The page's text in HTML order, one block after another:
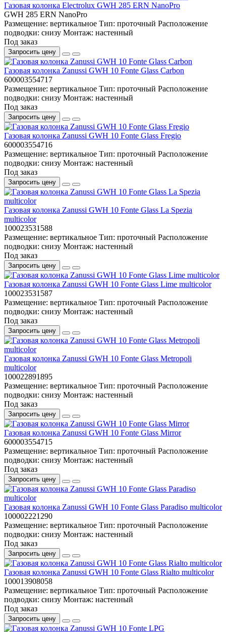
Газовая колонка Electrolux GWH 285 ERN NanoPro
GWH 285 ERN NanoPro
Размещение: вертикальное Тип: проточный Расположение
подводки: снизу Монтаж: настенный
Под заказ
Запросить цену
Газовая колонка Zanussi GWH 10 Fonte Glass Carbon
600003554717
Размещение: вертикальное Тип: проточный Расположение
подводки: снизу Монтаж: настенный
Под заказ
Запросить цену
Газовая колонка Zanussi GWH 10 Fonte Glass Fregio
600003554716
Размещение: вертикальное Тип: проточный Расположение
подводки: снизу Монтаж: настенный
Под заказ
Запросить цену
Газовая колонка Zanussi GWH 10 Fonte Glass La Spezia
multicolor
100023531588
Размещение: вертикальное Тип: проточный Расположение
подводки: снизу Монтаж: настенный
Под заказ
Запросить цену
Газовая колонка Zanussi GWH 10 Fonte Glass Lime multicolor
100023531587
Размещение: вертикальное Тип: проточный Расположение
подводки: снизу Монтаж: настенный
Под заказ
Запросить цену
Газовая колонка Zanussi GWH 10 Fonte Glass Metropoli
multicolor
100022891895
Размещение: вертикальное Тип: проточный Расположение
подводки: снизу Монтаж: настенный
Под заказ
Запросить цену
Газовая колонка Zanussi GWH 10 Fonte Glass Mirror
600003554715
Размещение: вертикальное Тип: проточный Расположение
подводки: снизу Монтаж: настенный
Под заказ
Запросить цену
Газовая колонка Zanussi GWH 10 Fonte Glass Paradiso multicolor
100002221290
Размещение: вертикальное Тип: проточный Расположение
подводки: снизу Монтаж: настенный
Под заказ
Запросить цену
Газовая колонка Zanussi GWH 10 Fonte Glass Rialto multicolor
100013908058
Размещение: вертикальное Тип: проточный Расположение
подводки: снизу Монтаж: настенный
Под заказ
Запросить цену